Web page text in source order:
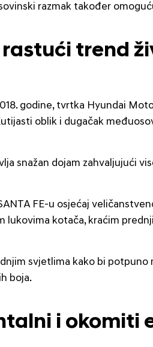
razmak također
trend
godine, tvrtka Hyundai
oblik i dugačak
snažan dojam zahvaljujući
FE-u osjećaj
kotača, kraćim
svjetlima kako bi
boja.
i okomiti